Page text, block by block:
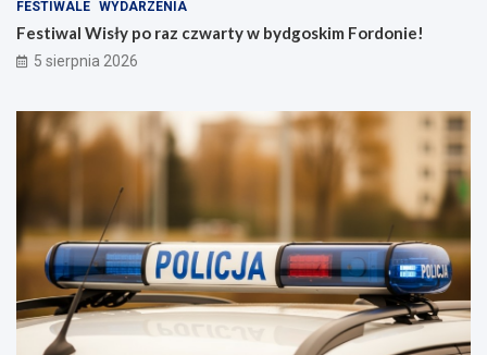
FESTIWALE WYDARZENIA
Festiwal Wisły po raz czwarty w bydgoskim Fordonie!
5 sierpnia 2026